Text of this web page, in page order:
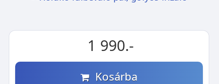
1 990.-
Kosárba